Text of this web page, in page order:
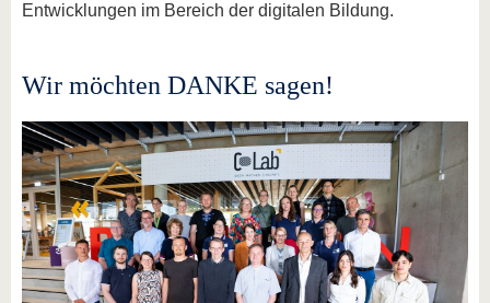
Entwicklungen im Bereich der digitalen Bildung.
Wir möchten DANKE sagen!